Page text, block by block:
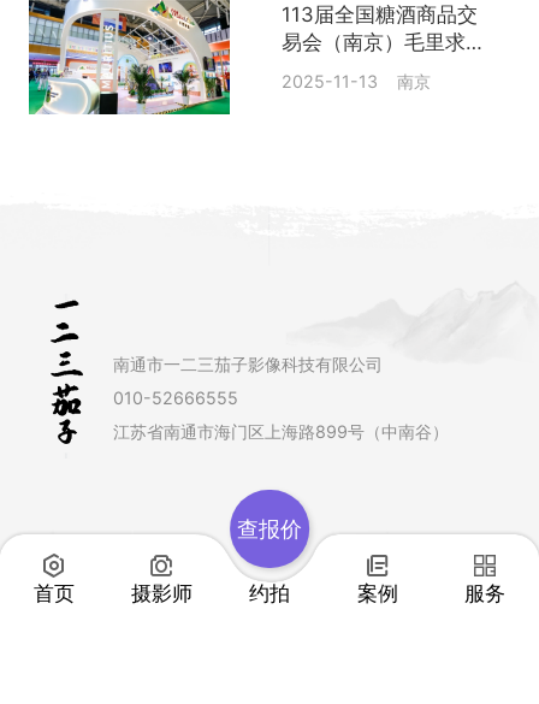
113届全国糖酒商品交
易会（南京）毛里求斯
展位
2025-11-13 南京
南通市一二三茄子影像科技有限公司
010-52666555
江苏省南通市海门区上海路899号（中南谷）
首页 摄影师
查报价
约拍 案例 服务